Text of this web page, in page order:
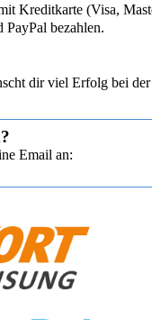
Kreditkarte (Visa,
bezahlen.
dir viel Erfolg bei
Email an: